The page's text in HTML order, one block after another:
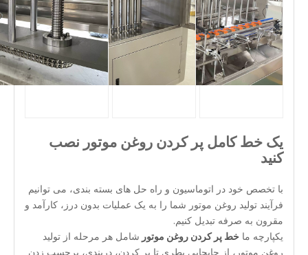
یک خط کامل پر کردن روغن موتور نصب
کنید
با تخصص خود در اتوماسیون و راه حل های بسته بندی، می توانیم
فرآیند تولید روغن موتور شما را به یک عملیات بدون درز، کارآمد و
مقرون به صرفه تبدیل کنیم.
یکپارچه ما خط پر کردن روغن موتور شامل هر مرحله از تولید
روغن موتور، از جابجایی بطری تا پر کردن، دربندی، برچسب زدن